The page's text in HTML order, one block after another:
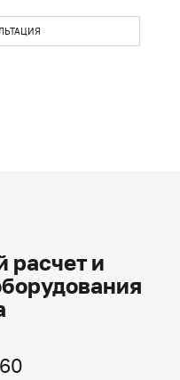
расчет и